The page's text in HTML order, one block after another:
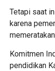
Tetapi saat
karena
Komitmen
pendidikan